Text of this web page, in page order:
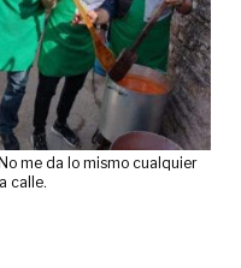
me da lo mismo cualquier
calle.